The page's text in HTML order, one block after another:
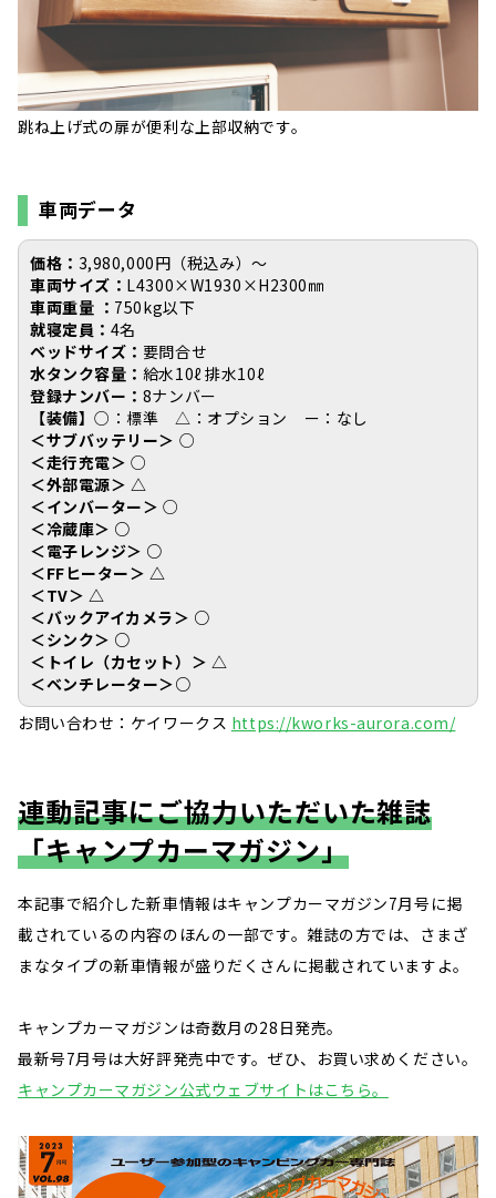
跳ね上げ式の扉が便利な上部収納です。
車両データ
価格： 3,980,000円（税込み）〜
車両サイズ： L4300×W1930×H2300㎜
車両重量 ： 750kg以下
就寝定員： 4名
ベッドサイズ： 要問合せ
水タンク容量： 給水10ℓ 排水10ℓ
登録ナンバー： 8ナンバー
【装備】○：標準 △：オプション ー：なし
＜サブバッテリー＞ ○
＜走行充電＞ ○
＜外部電源＞ △
＜インバーター＞○
＜冷蔵庫＞ ○
＜電子レンジ＞ ○
＜FFヒーター＞△
＜TV＞ △
＜バックアイカメラ＞ ○
＜シンク＞ ○
＜トイレ（カセット）＞ △
＜ベンチレーター＞○
お問い合わせ：ケイワークス https://kworks-aurora.com/
連動記事にご協力いただいた雑誌
「キャンプカーマガジン」
本記事で紹介した新車情報はキャンプカーマガジン7月号に掲
載されているの内容のほんの一部です。雑誌の方では、さまざ
まなタイプの新車情報が盛りだくさんに掲載されていますよ。
キャンプカーマガジンは奇数月の28日発売。
最新号7月号は大好評発売中です。ぜひ、お買い求めください。
キャンプカーマガジン公式ウェブサイトはこちら。